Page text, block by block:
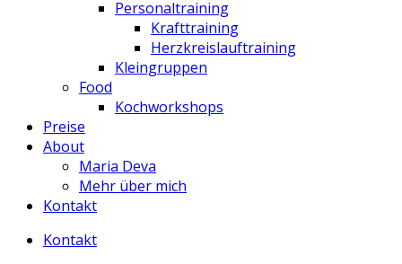
Personaltraining
Krafttraining
Herzkreislauftraining
Kleingruppen
Food
Kochworkshops
Preise
About
Maria Deva
Mehr über mich
Kontakt
Kontakt